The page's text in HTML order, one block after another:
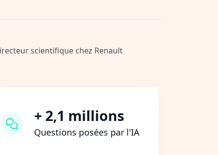
scientifique chez Renault
+ 2,1 millions
Questions posées par l'IA